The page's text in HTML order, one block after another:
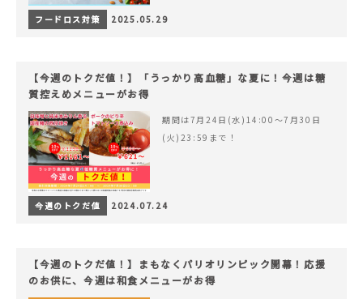
フードロス対策 2025.05.29
【今週のトクだ値！】「うっかり高血糖」な夏に！今週は糖
質控えめメニューがお得
期間は7月24日(水)14:00〜7月30日
(火)23:59まで！
今週のトクだ値 2024.07.24
【今週のトクだ値！】まもなくパリオリンピック開幕！応援
のお供に、今週は和食メニューがお得